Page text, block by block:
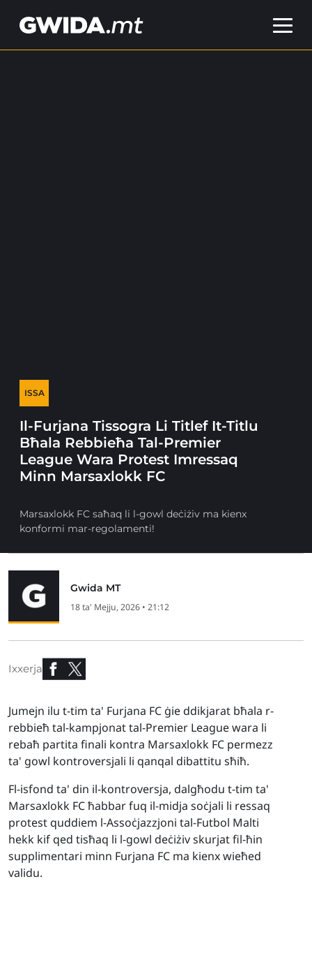
ISSA
Il-Furjana Tissogra Li Titlef It-Titlu
Bħala Rebbieħa Tal-Premier
League Wara Protest Imressaq
Minn Marsaxlokk FC
Marsaxlokk FC saħaq li l-gowl deċiżiv ma kienx
konformi mar-regolamenti!
Gwida MT
18 ta' Mejju, 2026 • 21:12
Ixxerja
Jumejn ilu t-tim ta' Furjana FC ġie ddikjarat bħala r-
rebbieħ tal-kampjonat tal-Premier League wara li
rebaħ partita finali kontra Marsaxlokk FC permezz
ta' gowl kontroversjali li qanqal dibattitu sħiħ.
Fl-isfond ta' din il-kontroversja, dalgħodu t-tim ta'
Marsaxlokk FC ħabbar fuq il-midja soċjali li ressaq
protest quddiem l-Assoċjazzjoni tal-Futbol Malti
hekk kif qed tisħaq li l-gowl deċiżiv skurjat fil-ħin
supplimentari minn Furjana FC ma kienx wieħed
validu.